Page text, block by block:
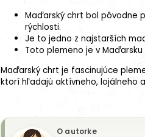
Maďarský chrt bol pôvodne
rýchlosti.
Je to jedno z najstarších
Toto plemeno je v
Maďarský chrt je fascinujúce
ktorí hľadajú aktívneho, lojálneho
O autorke